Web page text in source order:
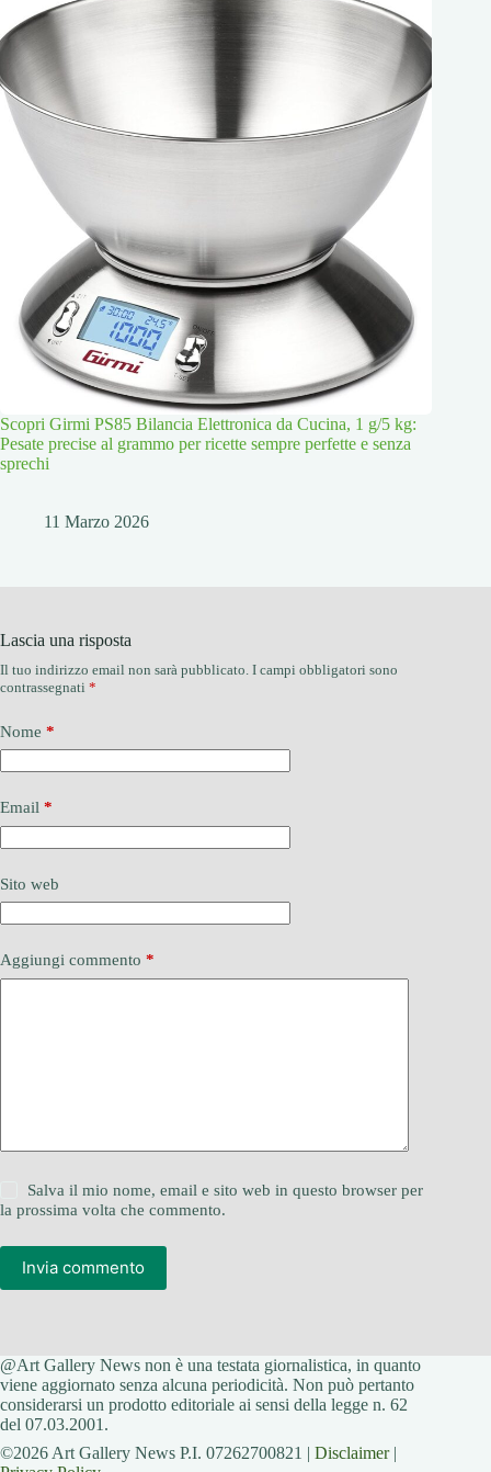
Scopri Girmi PS85 Bilancia Elettronica da Cucina, 1 g/5 kg:
Pesate precise al grammo per ricette sempre perfette e senza
sprechi
11 Marzo 2026
Lascia una risposta
Il tuo indirizzo email non sarà pubblicato. I campi obbligatori sono
contrassegnati *
Nome *
Email *
Sito web
Aggiungi commento *
Salva il mio nome, email e sito web in questo browser per
la prossima volta che commento.
Invia commento
@Art Gallery News non è una testata giornalistica, in quanto
viene aggiornato senza alcuna periodicità. Non può pertanto
considerarsi un prodotto editoriale ai sensi della legge n. 62
del 07.03.2001.
©2026 Art Gallery News P.I. 07262700821 | Disclaimer|